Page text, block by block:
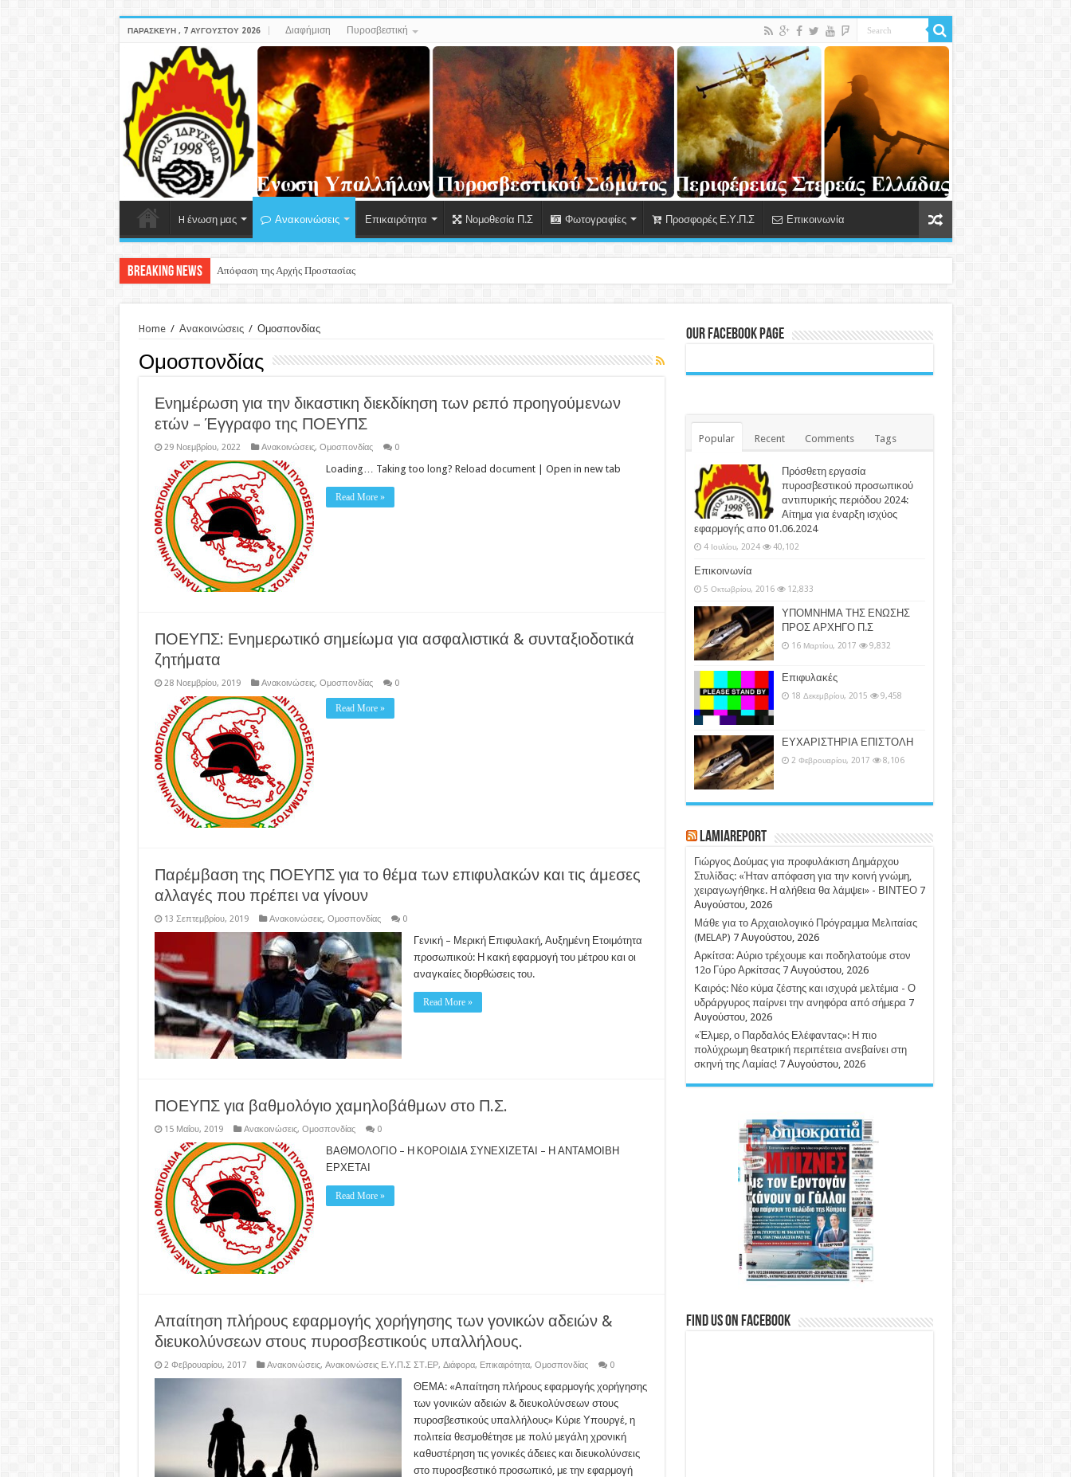
ΠΑΡΑΣΚΕΥΉ , 7 ΑΥΓΟΎΣΤΟΥ 2026 Διαφήμιση Πυροσβεστική
H ένωση μας Ανακοινώσεις Επικαιρότητα Νομοθεσία Π.Σ Φωτογραφίες Προσφορές Ε.Υ.Π.Σ Επικοινωνία
Breaking News Απόφαση της Αρχής Προστασίας Δεδομένων Προσωπικού Χαρακτήρα για παραβ
Home / Ανακοινώσεις / Ομοσπονδίας
Ομοσπονδίας
Ενημέρωση για την δικαστικη διεκδίκηση των ρεπό προηγούμενων
ετών – Έγγραφο της ΠΟΕΥΠΣ
29 Νοεμβρίου, 2022 Ανακοινώσεις, Ομοσπονδίας 0
Loading… Taking too long? Reload document | Open in new tab
Read More »
ΠΟΕΥΠΣ: Ενημερωτικό σημείωμα για ασφαλιστικά & συνταξιοδοτικά
ζητήματα
28 Νοεμβρίου, 2019 Ανακοινώσεις, Ομοσπονδίας 0
Read More »
Παρέμβαση της ΠΟΕΥΠΣ για το θέμα των επιφυλακών και τις άμεσες
αλλαγές που πρέπει να γίνουν
13 Σεπτεμβρίου, 2019 Ανακοινώσεις, Ομοσπονδίας 0
Γενική – Μερική Επιφυλακή, Αυξημένη Ετοιμότητα
προσωπικού: Η κακή εφαρμογή του μέτρου και οι
αναγκαίες διορθώσεις του.
Read More »
ΠΟΕΥΠΣ για βαθμολόγιο χαμηλοβάθμων στο Π.Σ.
15 Μαΐου, 2019 Ανακοινώσεις, Ομοσπονδίας 0
ΒΑΘΜΟΛΟΓΙΟ – Η ΚΟΡΟΙΔΙΑ ΣΥΝΕΧΙΖΕΤΑΙ – Η ΑΝΤΑΜΟΙΒΗ
ΕΡΧΕΤΑΙ
Read More »
Απαίτηση πλήρους εφαρμογής χορήγησης των γονικών αδειών &
διευκολύνσεων στους πυροσβεστικούς υπαλλήλους.
2 Φεβρουαρίου, 2017 Ανακοινώσεις, Ανακοινώσεις Ε.Υ.Π.Σ ΣΤ.ΕΡ, Διάφορα, Επικαιρότητα, Ομοσπονδίας 0
ΘΕΜΑ: «Απαίτηση πλήρους εφαρμογής χορήγησης
των γονικών αδειών & διευκολύνσεων στους
πυροσβεστικούς υπαλλήλους» Κύριε Υπουργέ, η
πολιτεία θεσμοθέτησε με πολύ μεγάλη χρονική
καθυστέρηση τις γονικές άδειες και διευκολύνσεις
στο πυροσβεστικό προσωπικό, με την εφαρμογή
Our Facebook Page
Popular Recent Comments Tags
Πρόσθετη εργασία
πυροσβεστικού προσωπικού
αντιπυρικής περιόδου 2024:
Αίτημα για έναρξη ισχύος
εφαρμογής απο 01.06.2024
4 Ιουλίου, 2024 40,102
Επικοινωνία
5 Οκτωβρίου, 2016 12,833
ΥΠΟΜΝΗΜΑ ΤΗΣ ΕΝΩΣΗΣ
ΠΡΟΣ ΑΡΧΗΓΟ Π.Σ
16 Μαρτίου, 2017 9,832
Επιφυλακές
18 Δεκεμβρίου, 2015 9,458
ΕΥΧΑΡΙΣΤΗΡΙΑ ΕΠΙΣΤΟΛΗ
2 Φεβρουαρίου, 2017 8,106
LamiaReport
Γιώργος Δούμας για προφυλάκιση Δημάρχου
Στυλίδας: «Ήταν απόφαση για την κοινή γνώμη,
χειραγωγήθηκε. Η αλήθεια θα λάμψει» - ΒΙΝΤΕΟ 7
Αυγούστου, 2026
Μάθε για το Αρχαιολογικό Πρόγραμμα Μελιταίας
(MELAP) 7 Αυγούστου, 2026
Αρκίτσα: Αύριο τρέχουμε και ποδηλατούμε στον
12ο Γύρο Αρκίτσας 7 Αυγούστου, 2026
Καιρός: Νέο κύμα ζέστης και ισχυρά μελτέμια - Ο
υδράργυρος παίρνει την ανηφόρα από σήμερα 7
Αυγούστου, 2026
«Έλμερ, ο Παρδαλός Ελέφαντας»: Η πιο
πολύχρωμη θεατρική περιπέτεια ανεβαίνει στη
σκηνή της Λαμίας! 7 Αυγούστου, 2026
Find us on Facebook